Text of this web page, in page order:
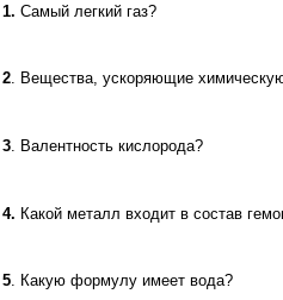
1. Самый легкий газ?
2. Вещества, ускоряющие
3. Валентность кислорода?
4. Какой металл входит в состав
5. Какую формулу имеет вода?